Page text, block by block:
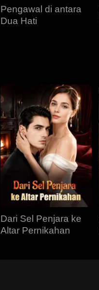
Pengawal di antara
Dua Hati
Dari Sel Penjara ke
Altar Pernikahan